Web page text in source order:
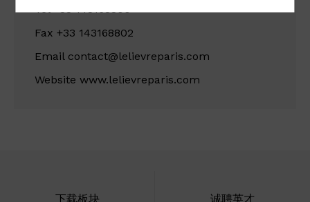
Tel +33 143168800
Fax +33 143168802
Email contact@lelievreparis.com
Website www.lelievreparis.com
下载板块 诚聘英才